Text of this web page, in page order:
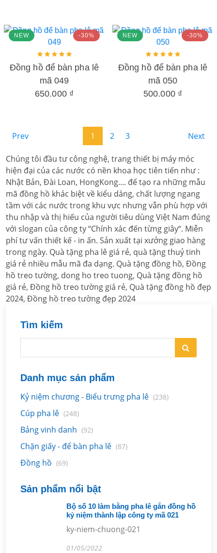
NEW -30%
Đồng hồ để bàn pha lê
mã 049
650.000 ₫
NEW -30%
Đồng hồ để bàn pha lê
mã 050
500.000 ₫
Prev 1 2 3 Next
Chúng tôi đầu tư công nghệ, trang thiết bị máy móc
hiện đại của các nước có nền khoa học tiên tiến như :
Nhật Bản, Đài Loan, HongKong.... để tạo ra những mẫu
mã đồng hồ khác biệt về kiểu dáng, chất lượng ngang
tầm với các nước trong khu vực nhưng vẫn phù hợp với
thu nhập và thị hiếu của người tiêu dùng Việt Nam đúng
với slogan của công ty “Chính xác đến từng giây“. Miễn
phí tư vấn thiết kế - in ấn. Sản xuất tại xưởng giao hàng
trong ngày. Quà tặng pha lê giá rẻ, quà tặng thuỷ tinh
giá rẻ nhiều mẫu mã đa dạng. Quà tặng đồng hồ, Đồng
hồ treo tường, dong ho treo tuong, Quà tặng đồng hồ
giá rẻ, Đồng hồ treo tường giá rẻ, Quà tặng đồng hồ đẹp
2024, Đồng hồ treo tường đẹp 2024
Tìm kiếm
Danh mục sản phẩm
Kỷ niệm chương - Biểu trưng pha lê (238)
Cúp pha lê (248)
Bảng vinh danh (92)
Chặn giấy - để bàn pha lê (87)
Đồng hồ (69)
Sản phẩm nổi bật
Bộ số 10 làm bằng pha lê gắn đồng hồ
kỷ niệm thành lập công ty mã 021
ky-niem-chuong-021
01/05/2022